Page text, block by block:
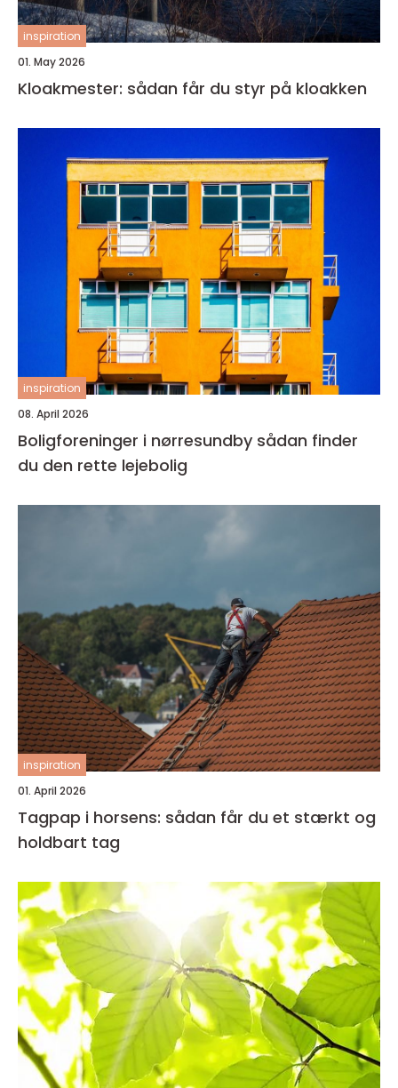
inspiration
01. May 2026
Kloakmester: sådan får du styr på kloakken
inspiration
08. April 2026
Boligforeninger i nørresundby sådan finder
du den rette lejebolig
inspiration
01. April 2026
Tagpap i horsens: sådan får du et stærkt og
holdbart tag